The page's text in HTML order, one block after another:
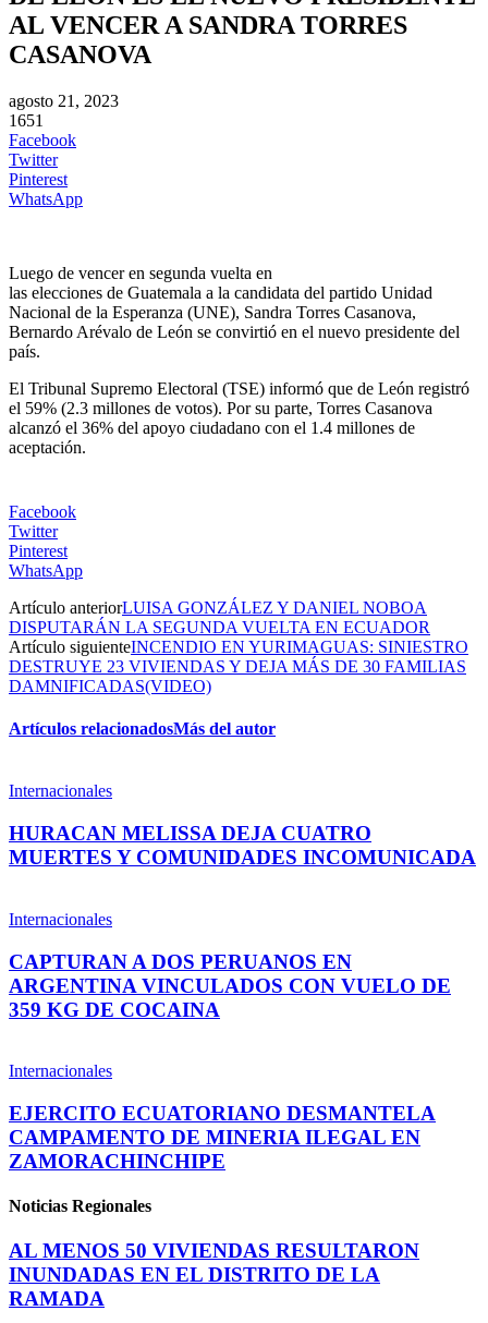
AL VENCER A SANDRA TORRES
CASANOVA
agosto 21, 2023
1651
Facebook
Twitter
Pinterest
WhatsApp
Luego de vencer en segunda vuelta en
las elecciones de Guatemala a la candidata del partido Unidad
Nacional de la Esperanza (UNE), Sandra Torres Casanova,
Bernardo Arévalo de León se convirtió en el nuevo presidente del
país.
El Tribunal Supremo Electoral (TSE) informó que de León registró
el 59% (2.3 millones de votos). Por su parte, Torres Casanova
alcanzó el 36% del apoyo ciudadano con el 1.4 millones de
aceptación.
Facebook
Twitter
Pinterest
WhatsApp
Artículo anteriorLUISA GONZÁLEZ Y DANIEL NOBOA
DISPUTARÁN LA SEGUNDA VUELTA EN ECUADOR
Artículo siguienteINCENDIO EN YURIMAGUAS: SINIESTRO
DESTRUYE 23 VIVIENDAS Y DEJA MÁS DE 30 FAMILIAS
DAMNIFICADAS(VIDEO)
Artículos relacionadosMás del autor
Internacionales
HURACAN MELISSA DEJA CUATRO
MUERTES Y COMUNIDADES INCOMUNICADA
Internacionales
CAPTURAN A DOS PERUANOS EN
ARGENTINA VINCULADOS CON VUELO DE
359 KG DE COCAINA
Internacionales
EJERCITO ECUATORIANO DESMANTELA
CAMPAMENTO DE MINERIA ILEGAL EN
ZAMORACHINCHIPE
Noticias Regionales
AL MENOS 50 VIVIENDAS RESULTARON
INUNDADAS EN EL DISTRITO DE LA
RAMADA